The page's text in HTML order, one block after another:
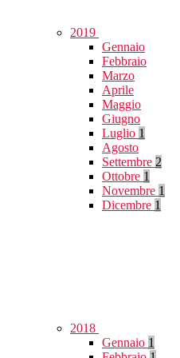
2019
Gennaio
Febbraio
Marzo
Aprile
Maggio
Giugno
Luglio 1
Agosto
Settembre 2
Ottobre 1
Novembre 1
Dicembre 1
2018
Gennaio 1